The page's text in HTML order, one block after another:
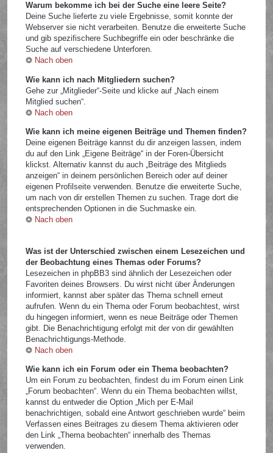
Warum bekomme ich bei der Suche eine leere Seite?
Deine Suche lieferte zu viele Ergebnisse, somit konnte der
Webserver sie nicht verarbeiten. Benutze die erweiterte Suche
und gib spezifischere Suchbegriffe ein oder beschränke die
Suche auf verschiedene Unterforen.
Nach oben
Wie kann ich nach Mitgliedern suchen?
Gehe zur „Mitglieder“-Seite und klicke auf „Nach einem
Mitglied suchen“.
Nach oben
Wie kann ich meine eigenen Beiträge und Themen finden?
Deine eigenen Beiträge kannst du dir anzeigen lassen, indem
du auf den Link „Eigene Beiträge“ in der Foren-Übersicht
klickst. Alternativ kannst du auch „Beiträge des Mitglieds
anzeigen“ in deinem persönlichen Bereich oder auf deiner
eigenen Profilseite verwenden. Benutze die erweiterte Suche,
um nach von dir erstellen Themen zu suchen. Trage dort die
entsprechenden Optionen in die Suchmaske ein.
Nach oben
Was ist der Unterschied zwischen einem Lesezeichen und
der Beobachtung eines Themas oder Forums?
Lesezeichen in phpBB3 sind ähnlich der Lesezeichen oder
Favoriten deines Browsers. Du wirst nicht über Änderungen
informiert, kannst aber später das Thema schnell erneut
aufrufen. Wenn du ein Thema oder Forum beobachtest, wirst
du hingegen informiert, wenn es neue Beiträge oder Themen
gibt. Die Benachrichtigung erfolgt mit der von dir gewählten
Benachrichtigungs-Methode.
Nach oben
Wie kann ich ein Forum oder ein Thema beobachten?
Um ein Forum zu beobachten, findest du im Forum einen Link
„Forum beobachten“. Wenn du ein Thema beobachten willst,
kannst du entweder die Option „Mich per E-Mail
benachrichtigen, sobald eine Antwort geschrieben wurde“ beim
Verfassen eines Beitrages zu diesem Thema aktivieren oder
den Link „Thema beobachten“ innerhalb des Themas
verwenden.